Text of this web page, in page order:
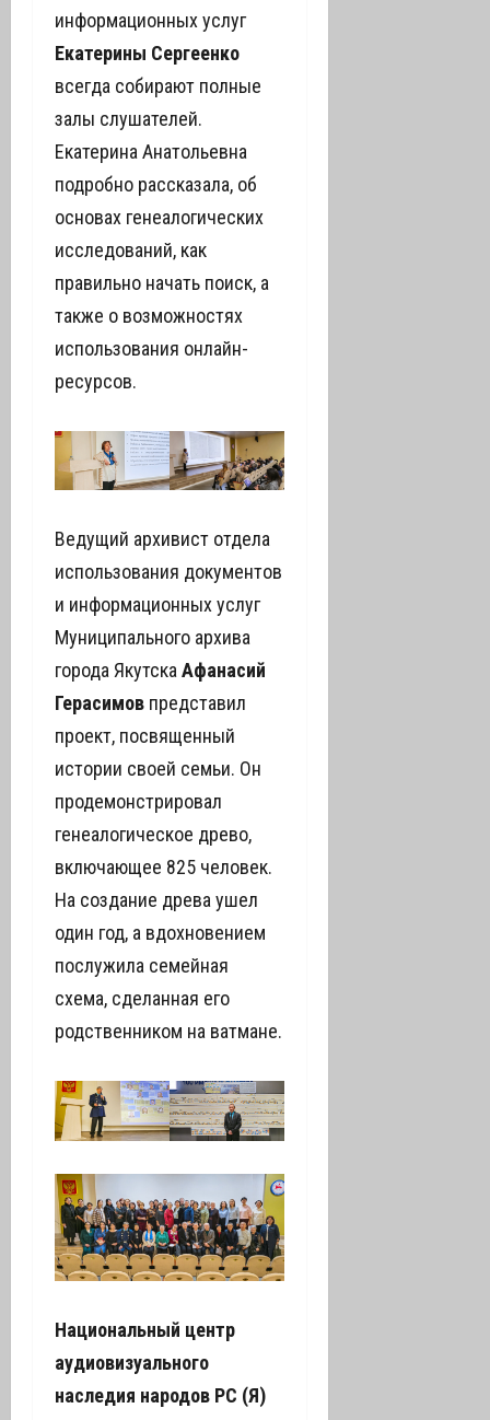
информационных услуг
Екатерины Сергеенко
всегда собирают полные
залы слушателей.
Екатерина Анатольевна
подробно рассказала, об
основах генеалогических
исследований, как
правильно начать поиск, а
также о возможностях
использования онлайн-
ресурсов.
Ведущий архивист отдела
использования документов
и информационных услуг
Муниципального архива
города Якутска Афанасий
Герасимов представил
проект, посвященный
истории своей семьи. Он
продемонстрировал
генеалогическое древо,
включающее 825 человек.
На создание древа ушел
один год, а вдохновением
послужила семейная
схема, сделанная его
родственником на ватмане.
Национальный центр
аудиовизуального
наследия народов РС (Я)